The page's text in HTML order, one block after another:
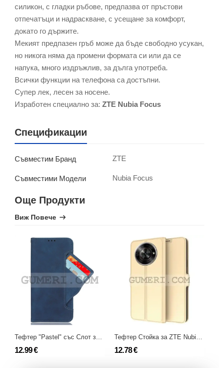
силикон, с гладки ръбове, предпазва от пръстови
отпечатъци и надраскване, с усещане за комфорт,
докато го държите.
Мекият предпазен гръб може да бъде свободно усукан,
но никога няма да промени формата си или да се
напука, много издръжлив, за дълга употреба.
Всички функции на телефона са достъпни.
Супер лек, лесен за носене.
Изработен специално за: ZTE Nubia Focus
Спецификации
Съвместим Бранд ZTE
Съвместими Модели Nubia Focus
Още Продукти
Виж Повече
Тефтер "Pastel" със Слот за Карти за ZTE Nubia Focus
12.99 €
Тефтер Стойка за ZTE Nubia Focus
12.78 €